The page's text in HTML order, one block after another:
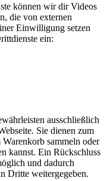
können wir dir Videos
die von externen
Einwilligung setzen
ein:
ausschließlich
Sie dienen zum
sammeln oder
kannst. Ein Rückschluss
und dadurch
Dritte weitergegeben.